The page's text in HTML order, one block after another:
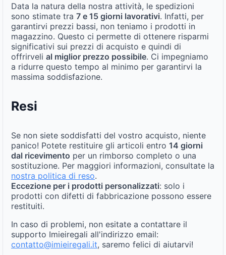
Data la natura della nostra attività, le spedizioni
sono stimate tra 7 e 15 giorni lavorativi. Infatti, per
garantirvi prezzi bassi, non teniamo i prodotti in
magazzino. Questo ci permette di ottenere risparmi
significativi sui prezzi di acquisto e quindi di
offrirveli al miglior prezzo possibile. Ci impegniamo
a ridurre questo tempo al minimo per garantirvi la
massima soddisfazione.
Resi
Se non siete soddisfatti del vostro acquisto, niente
panico! Potete restituire gli articoli entro 14 giorni
dal ricevimento per un rimborso completo o una
sostituzione. Per maggiori informazioni, consultate la
nostra politica di reso.
Eccezione per i prodotti personalizzati: solo i
prodotti con difetti di fabbricazione possono essere
restituiti.
In caso di problemi, non esitate a contattare il
supporto Imieiregali all'indirizzo email:
contatto@imieiregali.it, saremo felici di aiutarvi!